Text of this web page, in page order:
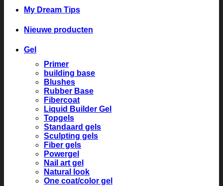
My Dream Tips
Nieuwe producten
Gel
Primer
building base
Blushes
Rubber Base
Fibercoat
Liquid Builder Gel
Topgels
Standaard gels
Sculpting gels
Fiber gels
Powergel
Nail art gel
Natural look
One coat/color gel